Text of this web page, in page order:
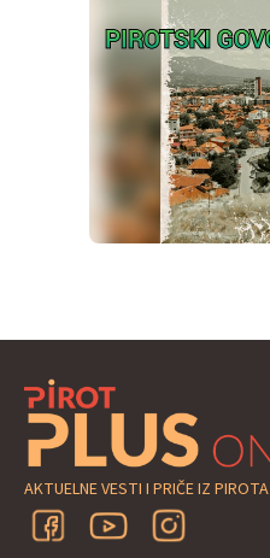
AKTUELNE VESTI I PRIČE IZ PIROTA